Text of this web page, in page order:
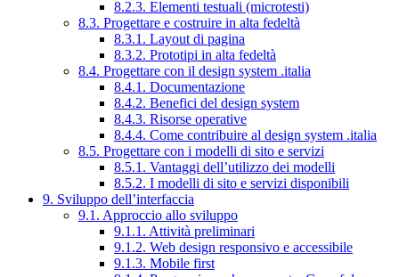
8.2.3. Elementi testuali (microtesti)
8.3. Progettare e costruire in alta fedeltà
8.3.1. Layout di pagina
8.3.2. Prototipi in alta fedeltà
8.4. Progettare con il design system .italia
8.4.1. Documentazione
8.4.2. Benefici del design system
8.4.3. Risorse operative
8.4.4. Come contribuire al design system .italia
8.5. Progettare con i modelli di sito e servizi
8.5.1. Vantaggi dell’utilizzo dei modelli
8.5.2. I modelli di sito e servizi disponibili
9. Sviluppo dell’interfaccia
9.1. Approccio allo sviluppo
9.1.1. Attività preliminari
9.1.2. Web design responsivo e accessibile
9.1.3. Mobile first